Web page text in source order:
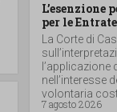
L’esenzione
per le Entrate
La Corte di
l’applicazione
nell’interesse
volontaria
7 agosto 2026